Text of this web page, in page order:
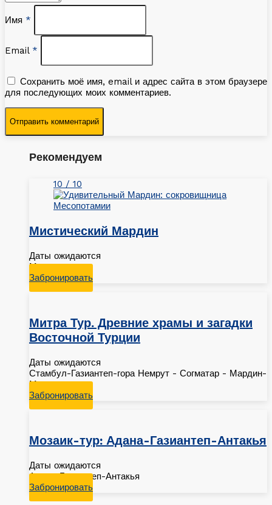
Имя *
Email *
Сохранить моё имя, email и адрес сайта в этом браузере
для последующих моих комментариев.
Рекомендуем
10 / 10
Мистический Мардин
Даты ожидаются
Мардин
Забронировать
Митра Тур. Древние храмы и загадки
Восточной Турции
Даты ожидаются
Стамбул-Газиантеп-гора Немрут - Согматар - Мардин-
Мидьят
Забронировать
Мозаик-тур: Адана-Газиантеп-Антакья
Даты ожидаются
Адана-Газиантеп-Антакья
Забронировать